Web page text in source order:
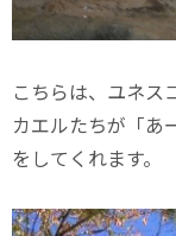
こちらは、ユネス
カエルたちが「
をしてくれます。